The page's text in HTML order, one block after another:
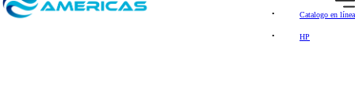
Catalogo en línea
HP